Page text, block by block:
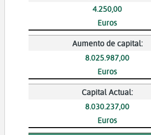
4.250,00
Euros
Aumento de capital:
8.025.987,00
Euros
Capital Actual:
8.030.237,00
Euros